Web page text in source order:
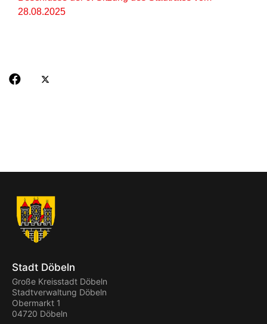
28.08.2025
Stadt Döbeln
Große Kreisstadt Döbeln
Stadtverwaltung Döbeln
Obermarkt 1
04720 Döbeln